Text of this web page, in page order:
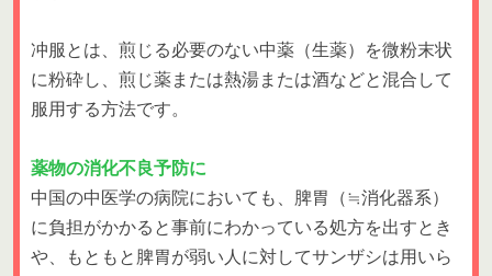
冲服とは、煎じる必要のない中薬（生薬）を微粉末状
に粉砕し、煎じ薬または熱湯または酒などと混合して
服用する方法です。
薬物の消化不良予防に
中国の中医学の病院においても、脾胃（≒消化器系）
に負担がかかると事前にわかっている処方を出すとき
や、もともと脾胃が弱い人に対してサンザシは用いら